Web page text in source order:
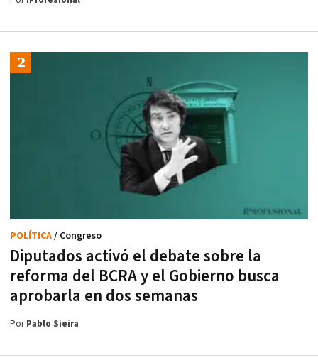
Diputados activó el debate sobre la
reforma del BCRA y el Gobierno busca
aprobarla en dos semanas
POLÍTICA/ Congreso
PorPablo Sieira